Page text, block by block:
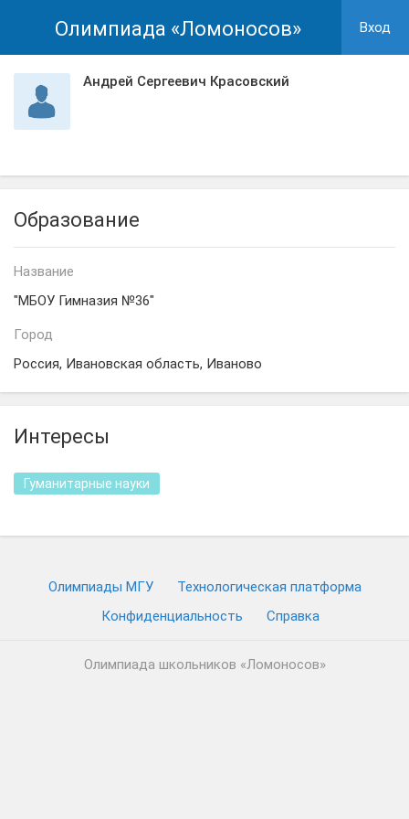
Олимпиада «Ломоносов» Вход
Андрей Сергеевич Красовский
Образование
Название
"МБОУ Гимназия №36"
Город
Россия, Ивановская область, Иваново
Интересы
Гуманитарные науки
Олимпиады МГУ
Технологическая платформа
Конфиденциальность
Cправка
Олимпиада школьников «Ломоносов»